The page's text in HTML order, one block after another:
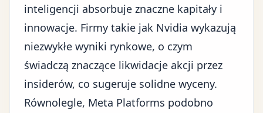
inteligencji absorbuje znaczne kapitały i
innowacje. Firmy takie jak Nvidia wykazują
niezwykłe wyniki rynkowe, o czym
świadczą znaczące likwidacje akcji przez
insiderów, co sugeruje solidne wyceny.
Równolegle, Meta Platforms podobno